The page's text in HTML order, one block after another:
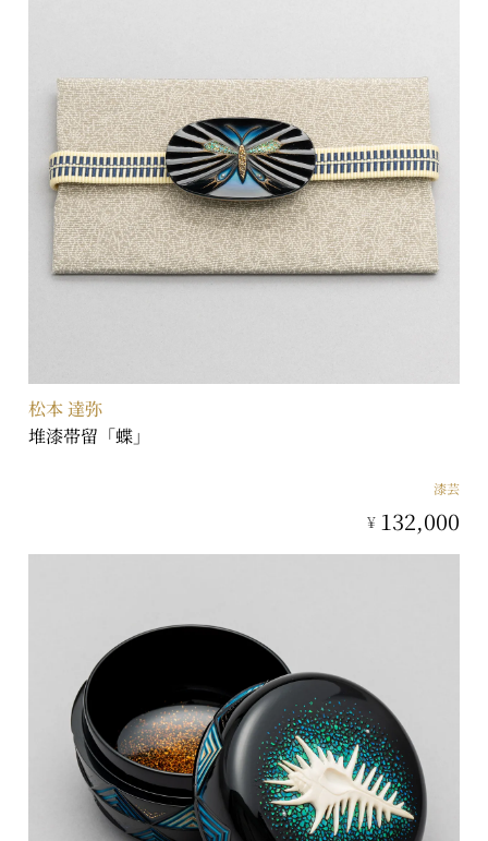
松本 達弥
堆漆帯留「蝶」
漆芸
¥ 132,000